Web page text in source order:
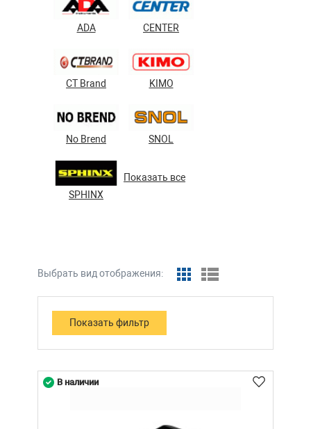
ADA CENTER
CT Brand KIMO
No Brend SNOL
SPHINX
Показать все
Выбрать вид отображения:
В наличии